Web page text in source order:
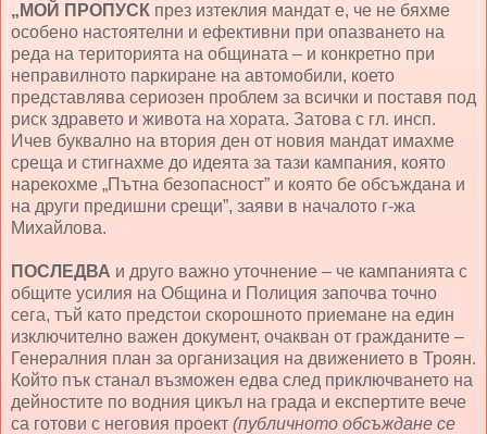
„МОЙ ПРОПУСК през изтеклия мандат е, че не бяхме
особено настоятелни и ефективни при опазването на
реда на територията на общината – и конкретно при
неправилното паркиране на автомобили, което
представлява сериозен проблем за всички и поставя под
риск здравето и живота на хората. Затова с гл. инсп.
Ичев буквално на втория ден от новия мандат имахме
среща и стигнахме до идеята за тази кампания, която
нарекохме „Пътна безопасност” и която бе обсъждана и
на други предишни срещи”, заяви в началото г-жа
Михайлова.
ПОСЛЕДВА и друго важно уточнение – че кампанията с
общите усилия на Община и Полиция започва точно
сега, тъй като предстои скорошното приемане на един
изключително важен документ, очакван от гражданите –
Генералния план за организация на движението в Троян.
Който пък станал възможен едва след приключването на
дейностите по водния цикъл на града и експертите вече
са готови с неговия проект (публичното обсъждане се